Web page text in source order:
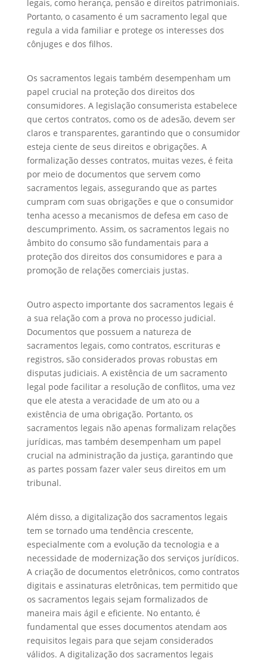
legais, como herança, pensão e direitos patrimoniais.
Portanto, o casamento é um sacramento legal que
regula a vida familiar e protege os interesses dos
cônjuges e dos filhos.
Os sacramentos legais também desempenham um
papel crucial na proteção dos direitos dos
consumidores. A legislação consumerista estabelece
que certos contratos, como os de adesão, devem ser
claros e transparentes, garantindo que o consumidor
esteja ciente de seus direitos e obrigações. A
formalização desses contratos, muitas vezes, é feita
por meio de documentos que servem como
sacramentos legais, assegurando que as partes
cumpram com suas obrigações e que o consumidor
tenha acesso a mecanismos de defesa em caso de
descumprimento. Assim, os sacramentos legais no
âmbito do consumo são fundamentais para a
proteção dos direitos dos consumidores e para a
promoção de relações comerciais justas.
Outro aspecto importante dos sacramentos legais é
a sua relação com a prova no processo judicial.
Documentos que possuem a natureza de
sacramentos legais, como contratos, escrituras e
registros, são considerados provas robustas em
disputas judiciais. A existência de um sacramento
legal pode facilitar a resolução de conflitos, uma vez
que ele atesta a veracidade de um ato ou a
existência de uma obrigação. Portanto, os
sacramentos legais não apenas formalizam relações
jurídicas, mas também desempenham um papel
crucial na administração da justiça, garantindo que
as partes possam fazer valer seus direitos em um
tribunal.
Além disso, a digitalização dos sacramentos legais
tem se tornado uma tendência crescente,
especialmente com a evolução da tecnologia e a
necessidade de modernização dos serviços jurídicos.
A criação de documentos eletrônicos, como contratos
digitais e assinaturas eletrônicas, tem permitido que
os sacramentos legais sejam formalizados de
maneira mais ágil e eficiente. No entanto, é
fundamental que esses documentos atendam aos
requisitos legais para que sejam considerados
válidos. A digitalização dos sacramentos legais